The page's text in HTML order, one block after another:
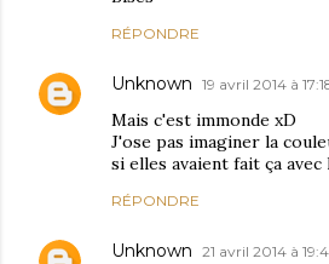
RÉPONDRE
Unknown 19 avril 2014 à
Mais c'est immonde xD
J'ose pas imaginer la
si elles avaient fait ça avec
RÉPONDRE
Unknown 21 avril 2014 à